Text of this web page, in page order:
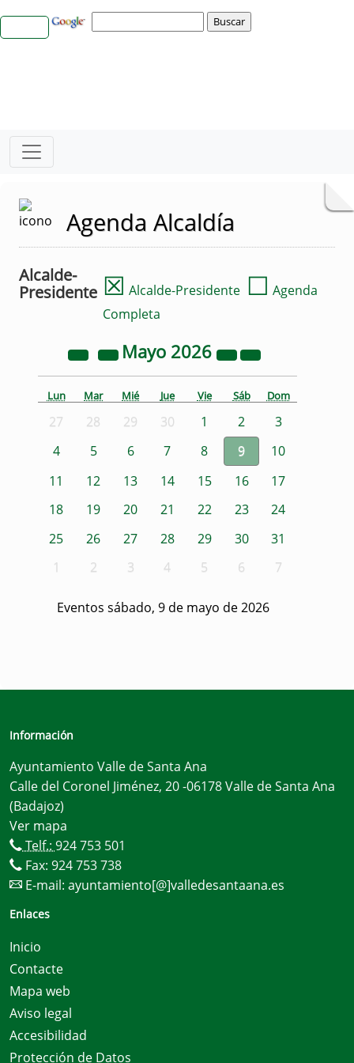
Agenda Alcaldía
Alcalde-
Presidente ☒ Alcalde-Presidente ☐ Agenda
Completa
Mayo 2026
Lun Mar Mié Jue Vie Sáb Dom
27 28 29 30 1 2
3
4
5 6 7 8 9
10
11
12 13 14 15 16
17
18
19 20 21 22 23
24
25
26 27 28 29 30
31
1
2 3 4 5 6 7
Eventos sábado, 9 de mayo de 2026
Información
Ayuntamiento Valle de Santa Ana
Calle del Coronel Jiménez, 20 -06178 Valle de Santa Ana
(Badajoz)
Ver mapa
Telf.: 924 753 501
Fax: 924 753 738
E-mail: ayuntamiento[@]valledesantaana.es
Enlaces
Inicio
Contacte
Mapa web
Aviso legal
Accesibilidad
Protección de Datos